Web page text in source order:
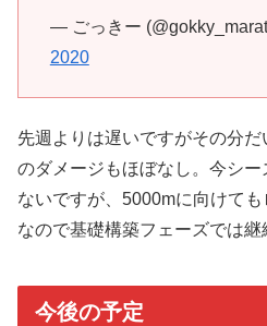
— ごっきー
2020
先週よりは遅いですがその分
のダメージもほぼなし。今シ
ないですが、5000mに向けて
なので基礎構築フェーズでは継
今後の予定